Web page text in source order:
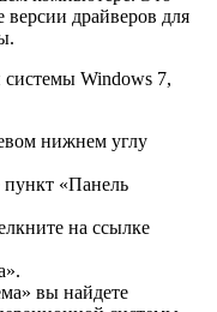
драйверов для
Windows 7,
нижнем углу
«Панель
на ссылке
вы найдете